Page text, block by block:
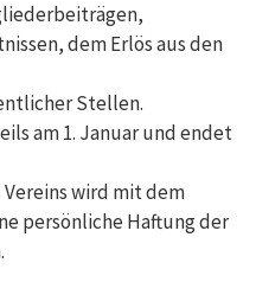
dem Erlös aus den
Stellen.
am 1. Januar und endet
wird mit dem
persönliche Haftung der